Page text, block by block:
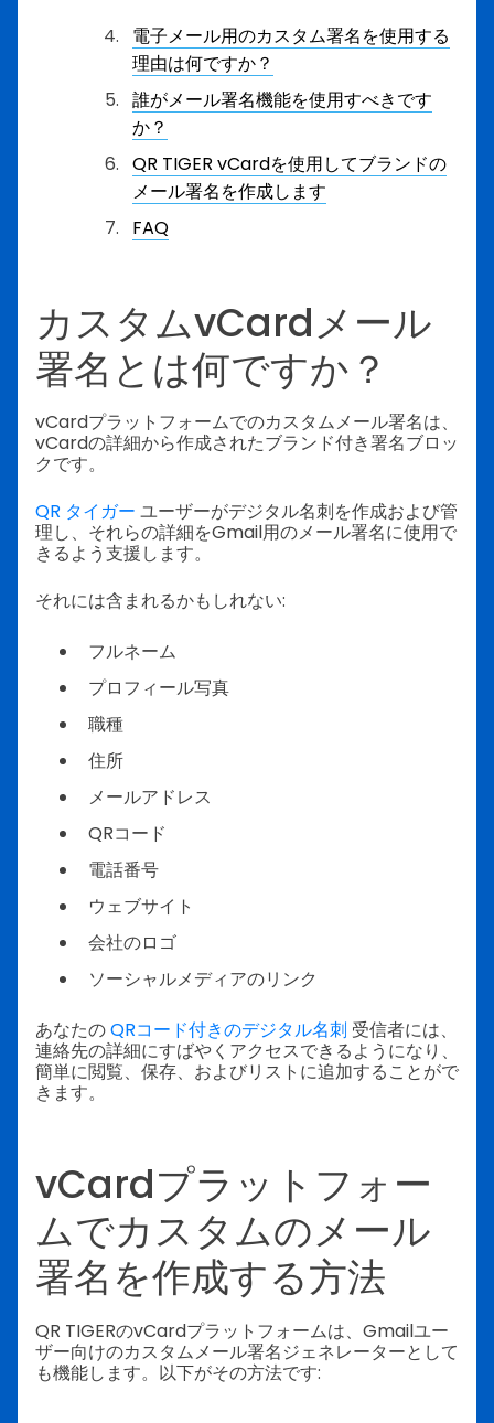
電子メール用のカスタム署名を使用する
理由は何ですか？
誰がメール署名機能を使用すべきです
か？
QR TIGER vCardを使用してブランドの
メール署名を作成します
FAQ
カスタムvCardメール
署名とは何ですか？
vCardプラットフォームでのカスタムメール署名は、
vCardの詳細から作成されたブランド付き署名ブロッ
クです。
QR タイガー ユーザーがデジタル名刺を作成および管
理し、それらの詳細をGmail用のメール署名に使用で
きるよう支援します。
それには含まれるかもしれない:
フルネーム
プロフィール写真
職種
住所
メールアドレス
QRコード
電話番号
ウェブサイト
会社のロゴ
ソーシャルメディアのリンク
あなたのQRコード付きのデジタル名刺 受信者には、
連絡先の詳細にすばやくアクセスできるようになり、
簡単に閲覧、保存、およびリストに追加することがで
きます。
vCardプラットフォー
ムでカスタムのメール
署名を作成する方法
QR TIGERのvCardプラットフォームは、Gmailユー
ザー向けのカスタムメール署名ジェネレーターとして
も機能します。以下がその方法です: